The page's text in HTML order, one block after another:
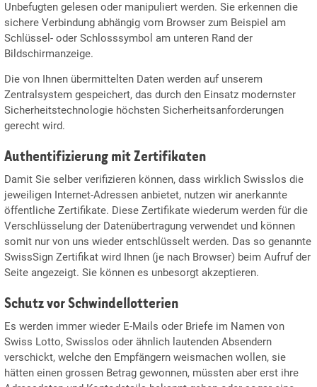
Unbefugten gelesen oder manipuliert werden. Sie erkennen die
sichere Verbindung abhängig vom Browser zum Beispiel am
Schlüssel- oder Schlosssymbol am unteren Rand der
Bildschirmanzeige.
Die von Ihnen übermittelten Daten werden auf unserem
Zentralsystem gespeichert, das durch den Einsatz modernster
Sicherheitstechnologie höchsten Sicherheitsanforderungen
gerecht wird.
Authentifizierung mit Zertifikaten
Damit Sie selber verifizieren können, dass wirklich Swisslos die
jeweiligen Internet-Adressen anbietet, nutzen wir anerkannte
öffentliche Zertifikate. Diese Zertifikate wiederum werden für die
Verschlüsselung der Datenübertragung verwendet und können
somit nur von uns wieder entschlüsselt werden. Das so genannte
SwissSign Zertifikat wird Ihnen (je nach Browser) beim Aufruf der
Seite angezeigt. Sie können es unbesorgt akzeptieren.
Schutz vor Schwindellotterien
Es werden immer wieder E-Mails oder Briefe im Namen von
Swiss Lotto, Swisslos oder ähnlich lautenden Absendern
verschickt, welche den Empfängern weismachen wollen, sie
hätten einen grossen Betrag gewonnen, müssten aber erst ihre